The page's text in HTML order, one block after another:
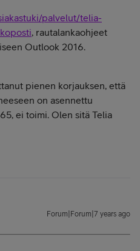
palvelut/telia-
, rautalankaohjeet
Outlook 2016.
pienen korjauksen, että
on asennettu
ei toimi. Olen sitä Telia
Forum|Forum|7 years ago